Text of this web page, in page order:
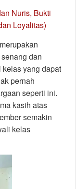
Nuris, Bukti
Loyalitas)
dan
yang dapat
pernah
seperti ini.
kasih atas
semakin
kelas